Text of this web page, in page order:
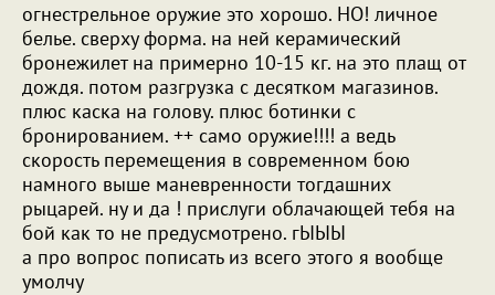
огнестрельное оружие это хорошо. НО! личное
белье. сверху форма. на ней керамический
бронежилет на примерно 10-15 кг. на это плащ от
дождя. потом разгрузка с десятком магазинов.
плюс каска на голову. плюс ботинки с
бронированием. ++ само оружие!!!! а ведь
скорость перемещения в современном бою
намного выше маневренности тогдашних
рыцарей. ну и да ! прислуги облачающей тебя на
бой как то не предусмотрено. гЫЫЫ
а про вопрос пописать из всего этого я вообще
умолчу